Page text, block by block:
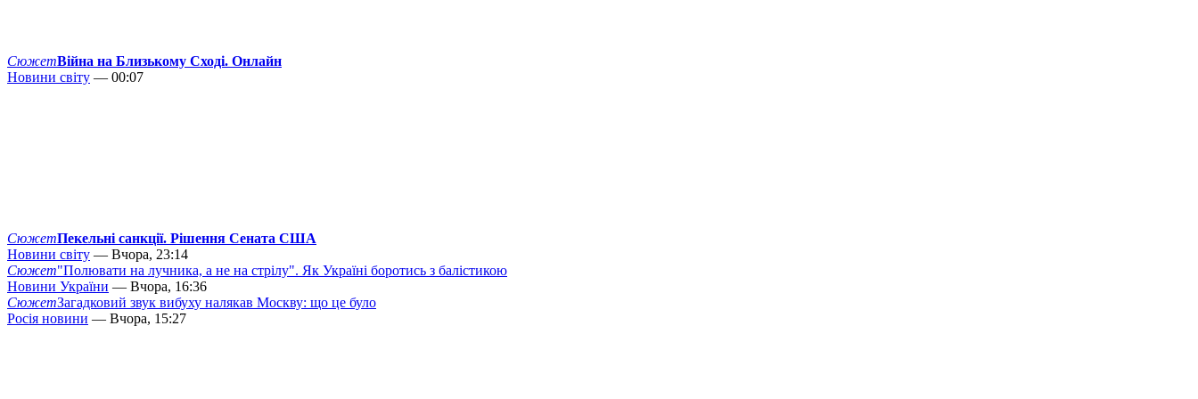
СюжетВійна на Близькому Сході. Онлайн
Новини світу — 00:07
СюжетПекельні санкції. Рішення Сената США
Новини світу — Вчора, 23:14
Сюжет"Полювати на лучника, а не на стрілу". Як Україні боротись з балістикою
Новини України — Вчора, 16:36
СюжетЗагадковий звук вибуху налякав Москву: що це було
Росія новини — Вчора, 15:27